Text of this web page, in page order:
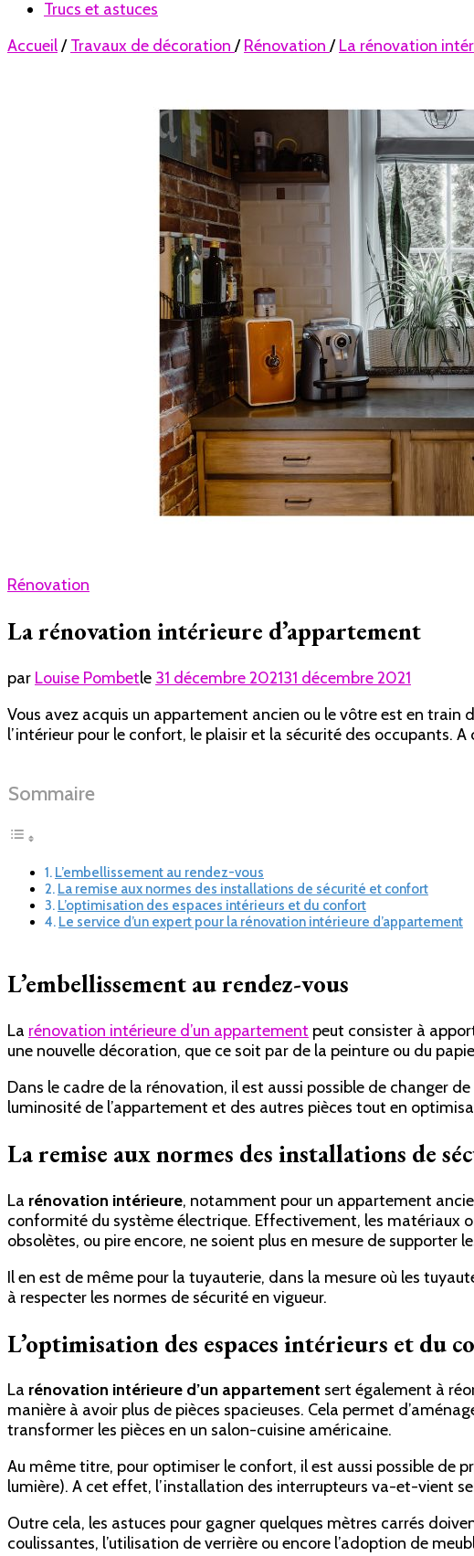
Trucs et astuces
Accueil/ Travaux de décoration / Rénovation / La rénovation
Rénovation
La rénovation intérieure d’appartement
par Louise Pombetle 31 décembre 202131 décembre 2021
Vous avez acquis un appartement ancien ou le vôtre est en train
l’intérieur pour le confort, le plaisir et la sécurité des occupants.
Sommaire
L’embellissement au rendez-vous
La remise aux normes des installations de sécurité et confort
L’optimisation des espaces intérieurs et du confort
Le service d’un expert pour la rénovation intérieure d’appartement
L’embellissement au rendez-vous
La rénovation intérieure d’un appartement peut consister à
une nouvelle décoration, que ce soit par de la peinture ou du
Dans le cadre de la rénovation, il est aussi possible de changer
luminosité de l’appartement et des autres pièces tout en
La remise aux normes des installations de
La rénovation intérieure, notamment pour un appartement
conformité du système électrique. Effectivement, les matériaux
obsolètes, ou pire encore, ne soient plus en mesure de
Il en est de même pour la tuyauterie, dans la mesure où les
à respecter les normes de sécurité en vigueur.
L’optimisation des espaces intérieurs et du
La rénovation intérieure d’un appartement sert également à
manière à avoir plus de pièces spacieuses. Cela permet
transformer les pièces en un salon-cuisine américaine.
Au même titre, pour optimiser le confort, il est aussi possible de
lumière). A cet effet, l’installation des interrupteurs va-et-vient
Outre cela, les astuces pour gagner quelques mètres carrés
coulissantes, l’utilisation de verrière ou encore l’adoption de